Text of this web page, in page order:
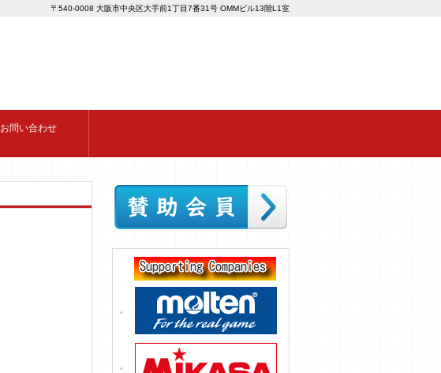
〒540-0008 大阪市中央区大手前1丁目7番31号 OMMビル13階L1室
お問い合わせ